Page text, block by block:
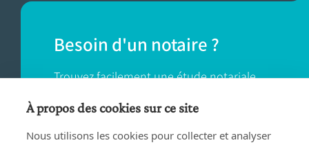
Besoin d'un notaire ?
Trouvez facilement une étude notariale
près de chez vous.
TROUVER UN NOTAIRE
À propos des cookies sur ce site
Nous utilisons les cookies pour collecter et analyser